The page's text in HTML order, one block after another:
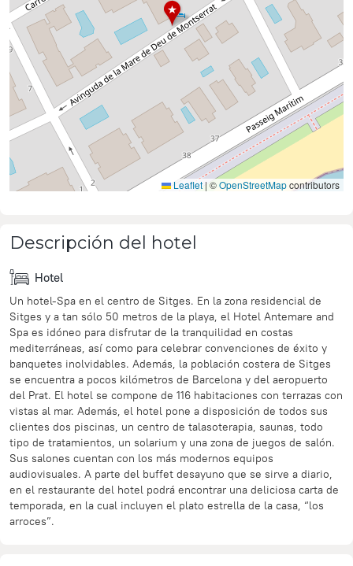
Leaflet | ©OpenStreetMapcontributors
Descripción del hotel
Hotel
Un hotel-Spa en el centro de Sitges. En la zona residencial de
Sitges y a tan sólo 50 metros de la playa, el Hotel Antemare and
Spa es idóneo para disfrutar de la tranquilidad en costas
mediterráneas, así como para celebrar convenciones de éxito y
banquetes inolvidables. Además, la población costera de Sitges
se encuentra a pocos kilómetros de Barcelona y del aeropuerto
del Prat. El hotel se compone de 116 habitaciones con terrazas con
vistas al mar. Además, el hotel pone a disposición de todos sus
clientes dos piscinas, un centro de talasoterapia, saunas, todo
tipo de tratamientos, un solarium y una zona de juegos de salón.
Sus salones cuentan con los más modernos equipos
audiovisuales. A parte del buffet desayuno que se sirve a diario,
en el restaurante del hotel podrá encontrar una deliciosa carta de
temporada, en la cual incluyen el plato estrella de la casa, “los
arroces”.